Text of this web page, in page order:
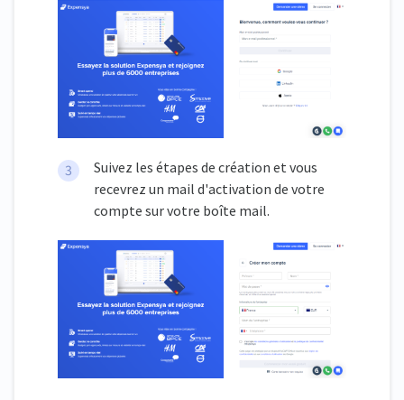
Suivez les étapes de création et vous
recevrez un mail d'activation de votre
compte sur votre boîte mail.